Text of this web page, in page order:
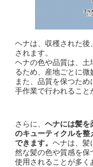
ヘナは、収穫された後
されます。
ヘナの色や品質は、土
るため、産地ごとに微
また、品質を保つた
手作業で行われること
さらに、 ヘナには髪を
のキューティクルを整
できます。 ヘナは、髪
然な髪の色や質感を保
使用されることが多く